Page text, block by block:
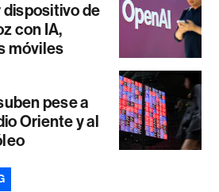
dispositivo de
con IA,
móviles
pese a
Oriente y al